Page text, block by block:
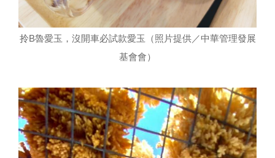
拎B魯愛玉，沒開車必試款愛玉（照片提供／中華管理發展
基會會）